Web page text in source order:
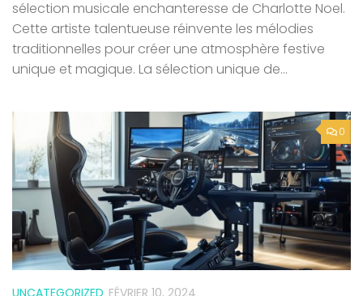
sélection musicale enchanteresse de Charlotte Noel.
Cette artiste talentueuse réinvente les mélodies
traditionnelles pour créer une atmosphère festive
unique et magique. La sélection unique de...
0